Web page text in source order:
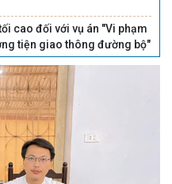
cao đối với vụ án "Vi phạm
tiện giao thông đường bộ"